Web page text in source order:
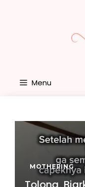
Menu
MOTHERING